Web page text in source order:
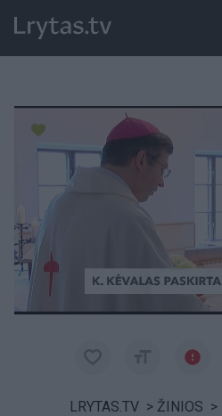
Paremkite Ukrainą
LRYTAS.TV > ŽINIOS >